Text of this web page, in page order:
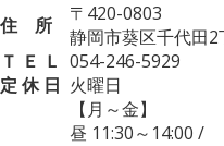
住 所
〒420-0803
静岡市葵区千代田2
Ｔ Ｅ Ｌ 054-246-5929
定 休 日 火曜日
【月～金】
昼 11:30～14:00 /